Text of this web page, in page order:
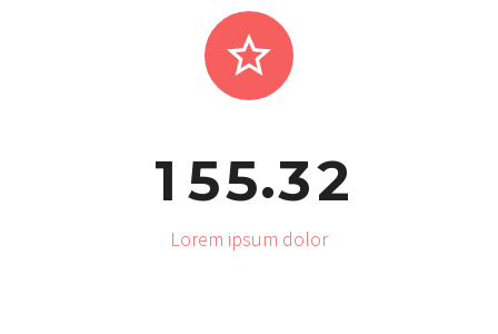


1 55.32
Lorem ipsum dolor